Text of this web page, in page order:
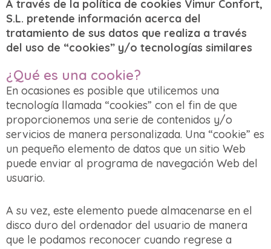
A través de la política de cookies Vimur Confort,
S.L. pretende información acerca del
tratamiento de sus datos que realiza a través
del uso de “cookies” y/o tecnologías similares
¿Qué es una cookie?
En ocasiones es posible que utilicemos una
tecnología llamada “cookies” con el fin de que
proporcionemos una serie de contenidos y/o
servicios de manera personalizada. Una “cookie” es
un pequeño elemento de datos que un sitio Web
puede enviar al programa de navegación Web del
usuario.
A su vez, este elemento puede almacenarse en el
disco duro del ordenador del usuario de manera
que le podamos reconocer cuando regrese a